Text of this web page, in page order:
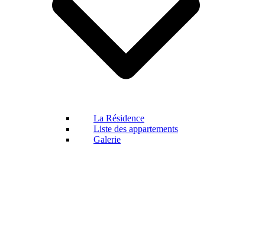
La Résidence
Liste des appartements
Galerie